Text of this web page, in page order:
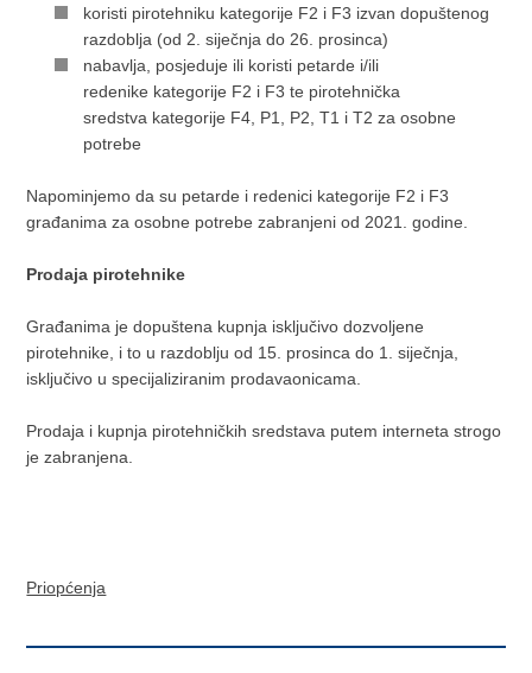
koristi pirotehniku kategorije F2 i F3 izvan dopuštenog
razdoblja (od 2. siječnja do 26. prosinca)
nabavlja, posjeduje ili koristi petarde i/ili
redenike kategorije F2 i F3 te pirotehnička
sredstva kategorije F4, P1, P2, T1 i T2 za osobne
potrebe
Napominjemo da su petarde i redenici kategorije F2 i F3
građanima za osobne potrebe zabranjeni od 2021. godine.
Prodaja pirotehnike
Građanima je dopuštena kupnja isključivo dozvoljene
pirotehnike, i to u razdoblju od 15. prosinca do 1. siječnja,
isključivo u specijaliziranim prodavaonicama.
Prodaja i kupnja pirotehničkih sredstava putem interneta strogo
je zabranjena.
Priopćenja